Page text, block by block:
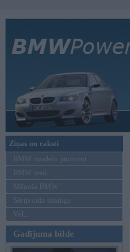
Ziņas un raksti
BMW modeļu jaunumi
BMW testi
Mēneša BMW
Sērijveida tūnings
Vel...
Gadījuma bilde